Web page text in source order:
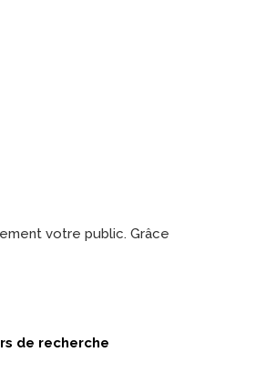
votre public. Grâce
de recherche